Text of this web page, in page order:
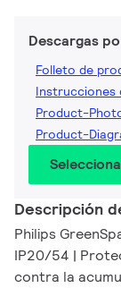
Descargas
Folleto de
Instrucciones
Product-
Product-
Descripción
Philips
IP20/54 |
contra la